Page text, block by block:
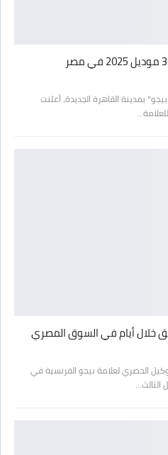
بمدينة القاهرة الجديدة، أعلنت
الحصري لعلامة بيجو الفرنسية في